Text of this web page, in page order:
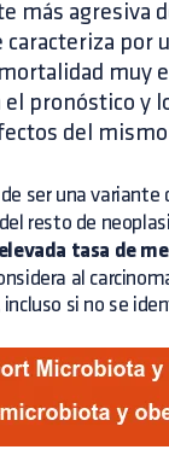
más agresiva
por
muy
pronóstico y
del
ser una variante
resto de
elevada tasa de
al
si no se